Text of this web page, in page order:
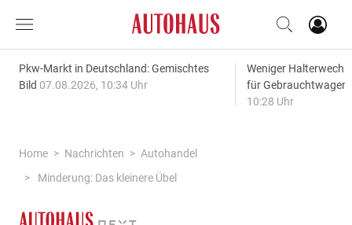
Pkw-Markt in Deutschland: Gemischtes
Bild 07.08.2026, 10:34 Uhr
Weniger
für
10:28 Uhr
Home Nachrichten
Autohandel
Minderung: Das kleinere Übel